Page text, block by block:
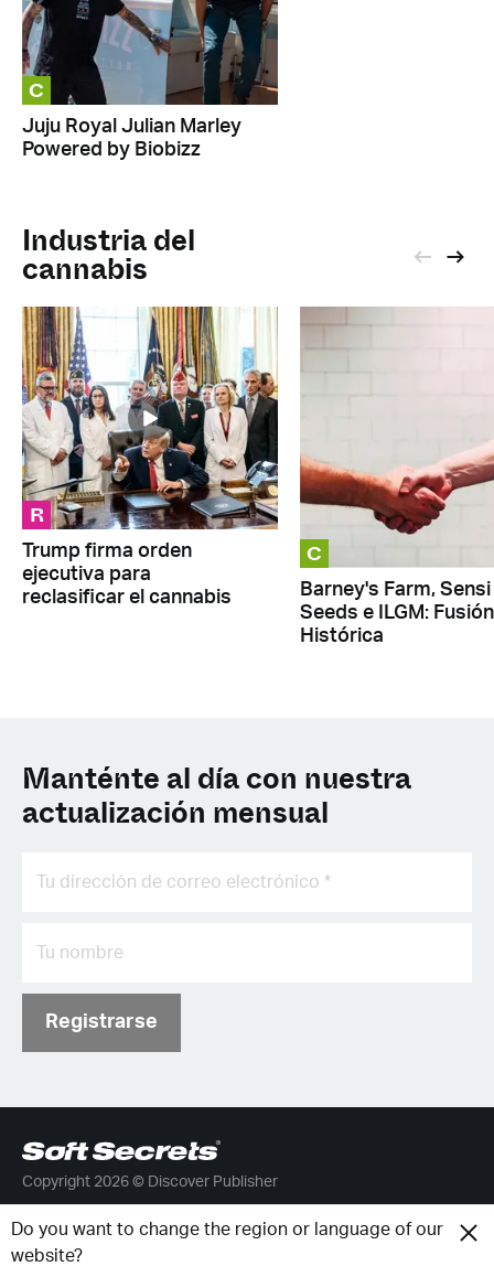
Do you want to change the region or language of our
website?
C
Juju Royal Julian Marley
Powered by Biobizz
Industria del
cannabis
R
Trump firma orden
ejecutiva para
reclasificar el cannabis
C
Barney's Farm, Sensi
Seeds e ILGM: Fusión
Histórica
Manténte al día con nuestra
actualización mensual
Registrarse
Copyright 2026 © Discover Publisher
Soft Secrets Spanish (Spain)